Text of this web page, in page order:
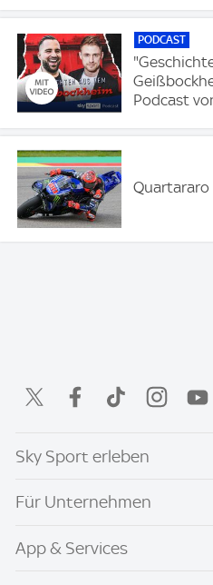
PODCAST
Podcast
Quartararo
Sky Sport erleben
Für Unternehmen
App & Services